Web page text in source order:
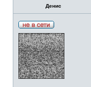
Денис